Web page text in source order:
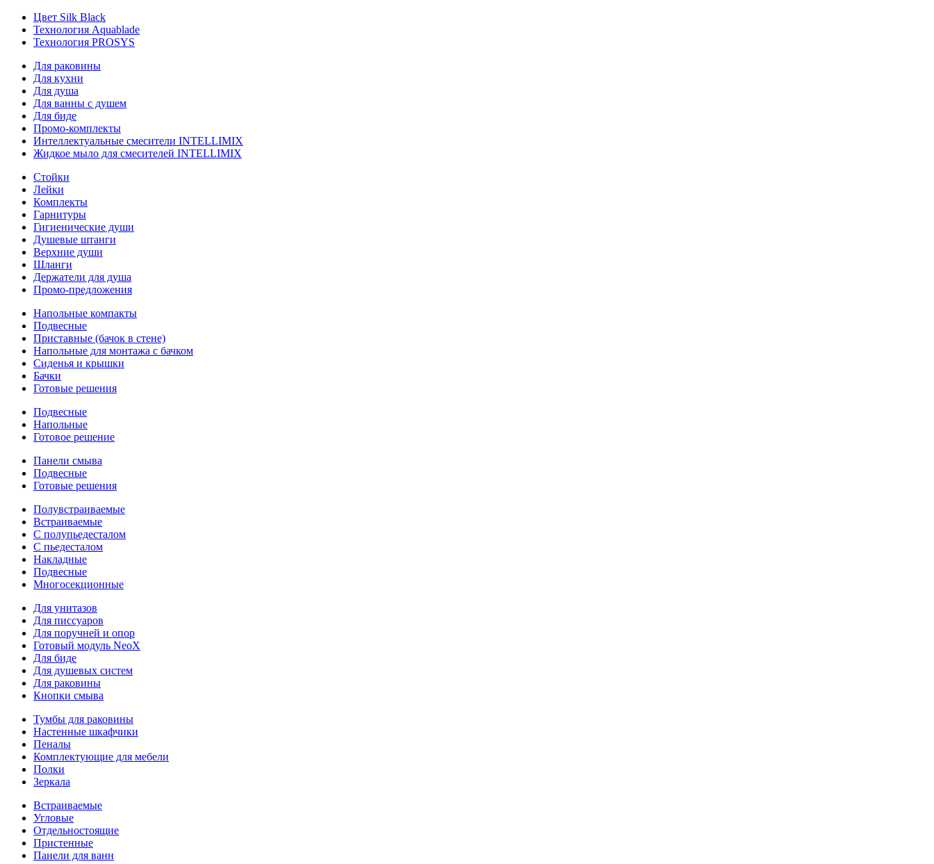
Цвет Silk Black
Технология Aquablade
Технология PROSYS
Для раковины
Для кухни
Для душа
Для ванны с душем
Для биде
Промо-комплекты
Интеллектуальные смесители INTELLIMIX
Жидкое мыло для смесителей INTELLIMIX
Стойки
Лейки
Комплекты
Гарнитуры
Гигиенические души
Душевые штанги
Верхние души
Шланги
Держатели для душа
Промо-предложения
Напольные компакты
Подвесные
Приставные (бачок в стене)
Напольные для монтажа с бачком
Сиденья и крышки
Бачки
Готовые решения
Подвесные
Напольные
Готовое решение
Панели смыва
Подвесные
Готовые решения
Полувстраиваемые
Встраиваемые
С полупьедесталом
С пьедесталом
Накладные
Подвесные
Многосекционные
Для унитазов
Для писсуаров
Для поручней и опор
Готовый модуль NeoX
Для биде
Для душевых систем
Для раковины
Кнопки смыва
Тумбы для раковины
Настенные шкафчики
Пеналы
Комплектующие для мебели
Полки
Зеркала
Встраиваемые
Угловые
Отдельностоящие
Пристенные
Панели для ванн